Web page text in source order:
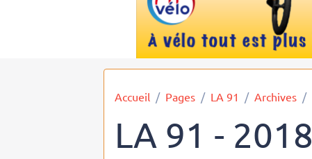
Accueil Pages LA 91 Archives
LA 91 - 2018